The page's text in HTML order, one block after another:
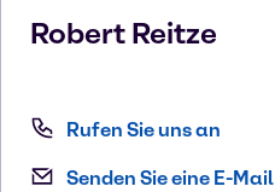
Robert Reitze
Rufen Sie uns an
Senden Sie eine E-Mail